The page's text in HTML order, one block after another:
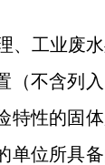
、工业废
（不含列
特性的固
单位所具